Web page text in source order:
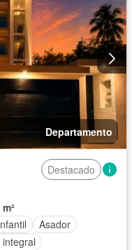
Departamento
Destacado
Asador